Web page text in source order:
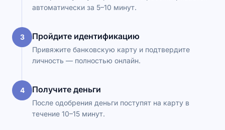
автоматически за 5–10 минут.
3 Пройдите идентификацию
Привяжите банковскую карту и подтвердите
личность — полностью онлайн.
4 Получите деньги
После одобрения деньги поступят на карту в
течение 10–15 минут.